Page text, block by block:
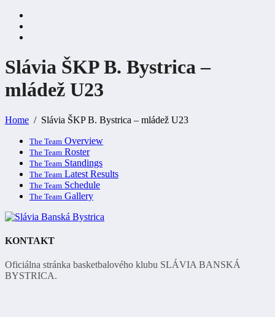
Slávia ŠKP B. Bystrica –
mládež U23
Home Slávia ŠKP B. Bystrica – mládež U23
The Team Overview
The Team Roster
The Team Standings
The Team Latest Results
The Team Schedule
The Team Gallery
KONTAKT
Oficiálna stránka basketbalového klubu SLÁVIA BANSKÁ
BYSTRICA.